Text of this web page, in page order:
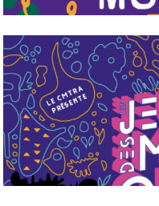
SOÏO MUNDO - 3E ÉDITION
du 02 au 05 juillet 2026 au